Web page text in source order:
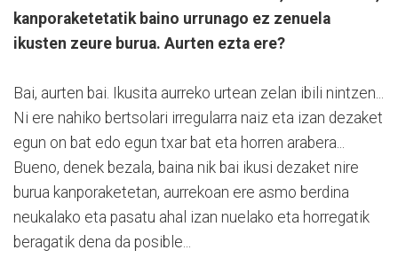
kanporaketetatik baino urrunago ez zenuela
ikusten zeure burua. Aurten ezta ere?
Bai, aurten bai. Ikusita aurreko urtean zelan ibili nintzen...
Ni ere nahiko bertsolari irregularra naiz eta izan dezaket
egun on bat edo egun txar bat eta horren arabera...
Bueno, denek bezala, baina nik bai ikusi dezaket nire
burua kanporaketetan, aurrekoan ere asmo berdina
neukalako eta pasatu ahal izan nuelako eta horregatik
beragatik dena da posible...